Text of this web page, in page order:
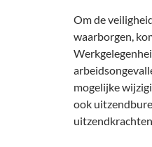
Om de
waarborgen,
mogelijke
ook